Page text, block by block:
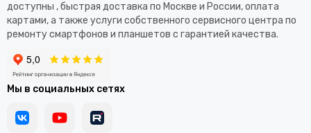
доступны , быстрая доставка по Москве и России, оплата
картами, а также услуги собственного сервисного центра по
ремонту смартфонов и планшетов с гарантией качества.
Мы в социальных сетях